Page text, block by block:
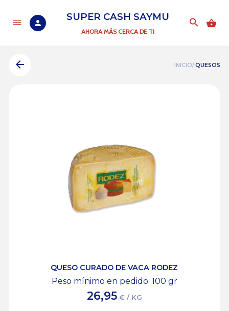
SUPER CASH SAYMU
AHORA MÁS CERCA DE TI
INICIO/QUESOS
QUESO CURADO DE VACA RODEZ
Peso mínimo en pedido: 100 gr
26,95 € / KG